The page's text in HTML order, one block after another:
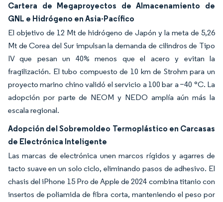
Cartera de Megaproyectos de Almacenamiento de
GNL e Hidrógeno en Asia-Pacífico
El objetivo de 12 Mt de hidrógeno de Japón y la meta de 5,26
Mt de Corea del Sur impulsan la demanda de cilindros de Tipo
IV que pesan un 40% menos que el acero y evitan la
fragilización. El tubo compuesto de 10 km de Strohm para un
proyecto marino chino validó el servicio a 100 bar a −40 °C. La
adopción por parte de NEOM y NEDO amplía aún más la
escala regional.
Adopción del Sobremoldeo Termoplástico en Carcasas
de Electrónica Inteligente
Las marcas de electrónica unen marcos rígidos y agarres de
tacto suave en un solo ciclo, eliminando pasos de adhesivo. El
chasis del iPhone 15 Pro de Apple de 2024 combina titanio con
insertos de poliamida de fibra corta, manteniendo el peso por